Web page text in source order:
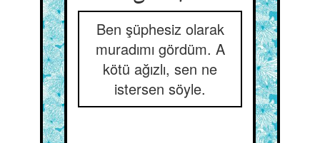
Ben şüphesiz olarak
muradımı gördüm. A
kötü ağızlı, sen ne
istersen söyle.